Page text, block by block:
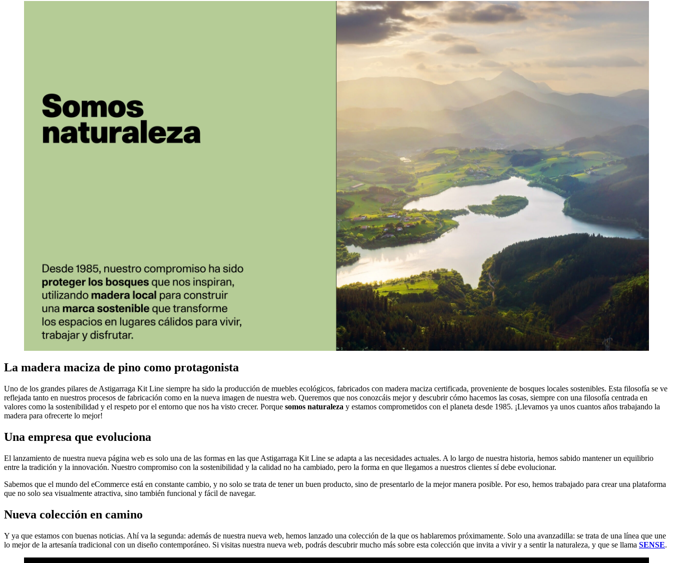
La madera maciza de pino como protagonista
Uno de los grandes pilares de Astigarraga Kit Line siempre ha sido la producción de muebles ecológicos, fabricados con madera maciza certificada, proveniente de bosques locales sostenibles. Esta filosofía se ve
reflejada tanto en nuestros procesos de fabricación como en la nueva imagen de nuestra web. Queremos que nos conozcáis mejor y descubrir cómo hacemos las cosas, siempre con una filosofía centrada en
valores como la sostenibilidad y el respeto por el entorno que nos ha visto crecer. Porque somos naturaleza y estamos comprometidos con el planeta desde 1985. ¡Llevamos ya unos cuantos años trabajando la
madera para ofrecerte lo mejor!
Una empresa que evoluciona
El lanzamiento de nuestra nueva página web es solo una de las formas en las que Astigarraga Kit Line se adapta a las necesidades actuales. A lo largo de nuestra historia, hemos sabido mantener un equilibrio
entre la tradición y la innovación. Nuestro compromiso con la sostenibilidad y la calidad no ha cambiado, pero la forma en que llegamos a nuestros clientes sí debe evolucionar.
Sabemos que el mundo del eCommerce está en constante cambio, y no solo se trata de tener un buen producto, sino de presentarlo de la mejor manera posible. Por eso, hemos trabajado para crear una plataforma
que no solo sea visualmente atractiva, sino también funcional y fácil de navegar.
Nueva colección en camino
Y ya que estamos con buenas noticias. Ahí va la segunda: además de nuestra nueva web, hemos lanzado una colección de la que os hablaremos próximamente. Solo una avanzadilla: se trata de una línea que une
lo mejor de la artesanía tradicional con un diseño contemporáneo. Si visitas nuestra nueva web, podrás descubrir mucho más sobre esta colección que invita a vivir y a sentir la naturaleza, y que se llama SENSE.